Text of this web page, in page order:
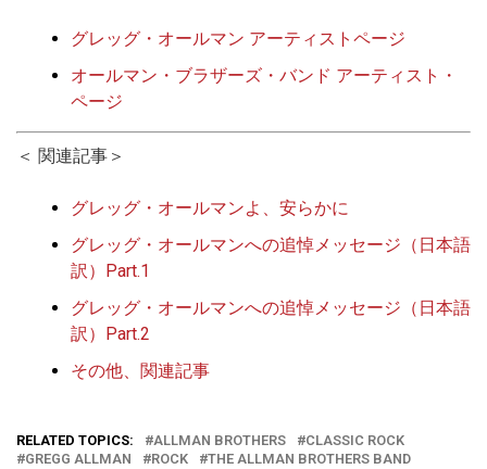
グレッグ・オールマン アーティストページ
オールマン・ブラザーズ・バンド アーティスト・
ページ
＜ 関連記事＞
グレッグ・オールマンよ、安らかに
グレッグ・オールマンへの追悼メッセージ（日本語
訳）Part.1
グレッグ・オールマンへの追悼メッセージ（日本語
訳）Part.2
その他、関連記事
RELATED TOPICS: ALLMAN BROTHERS
CLASSIC ROCK
GREGG ALLMAN
ROCK THE ALLMAN BROTHERS BAND